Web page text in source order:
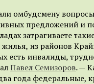
омбудсмену вопросы
предложений и
затрагиваете
жилья, из районов
есть инвалиды,
Павел Семизоров. —
года федеральные,